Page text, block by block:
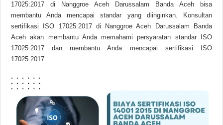
17025:2017 di Nanggroe Aceh Darussalam Banda Aceh bisa
membantu Anda mencapai standar yang diinginkan. Konsultan
sertifikasi ISO 17025:2017 di Nanggroe Aceh Darussalam Banda
Aceh akan membantu Anda memahami persyaratan standar ISO
17025:2017 dan membantu Anda mencapai sertifikasi ISO
17025:2017.